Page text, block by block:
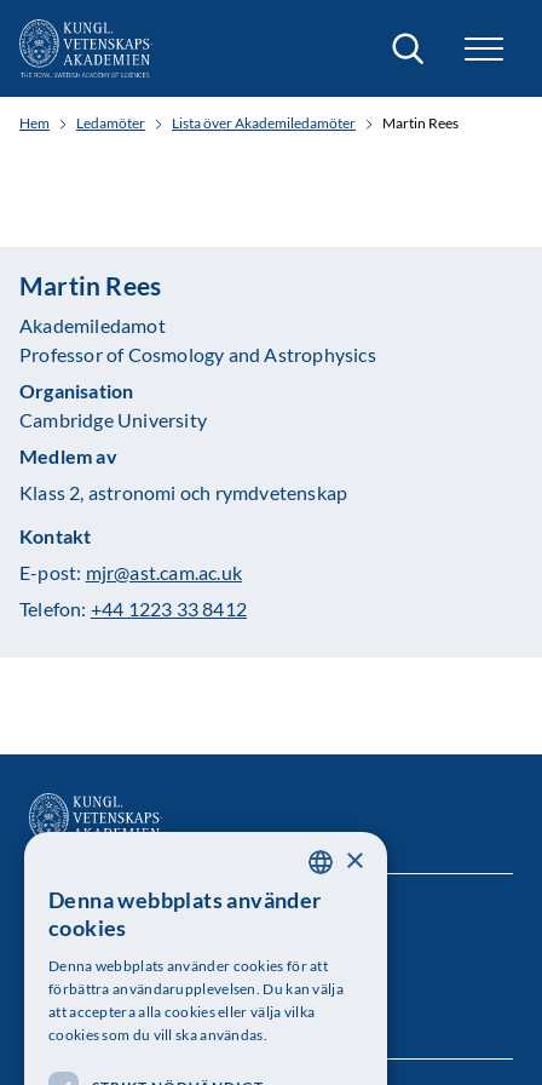
Sök
Hem Ledamöter Lista över Akademiledamöter Martin Rees
Martin Rees
Akademiledamot
Professor of Cosmology and Astrophysics
Organisation
Cambridge University
Medlem av
Klass 2, astronomi och rymdvetenskap
Kontakt
E-post: mjr@ast.cam.ac.uk
Telefon: +44 1223 33 8412
Kungl. Vetenskapsakademien
Besöksadress: Lilla Frescativägen 4A
Telefon: 08-673 95 00
SWEDISH
×
Denna webbplats använder
cookies
Denna webbplats använder cookies för att
förbättra användarupplevelsen. Du kan välja
att acceptera alla cookies eller välja vilka
cookies som du vill ska användas.